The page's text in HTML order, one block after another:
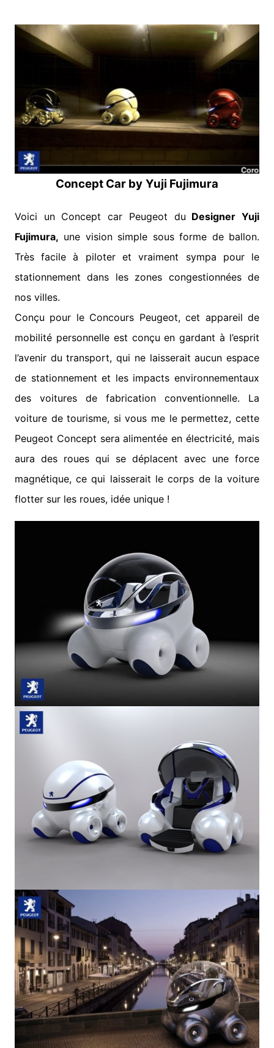
Concept Car by Yuji Fujimura
Voici un Concept car Peugeot du Designer Yuji
Fujimura, une vision simple sous forme de ballon.
Très facile à piloter et vraiment sympa pour le
stationnement dans les zones congestionnées de
nos villes.
Conçu pour le Concours Peugeot, cet appareil de
mobilité personnelle est conçu en gardant à l’esprit
l’avenir du transport, qui ne laisserait aucun espace
de stationnement et les impacts environnementaux
des voitures de fabrication conventionnelle. La
voiture de tourisme, si vous me le permettez, cette
Peugeot Concept sera alimentée en électricité, mais
aura des roues qui se déplacent avec une force
magnétique, ce qui laisserait le corps de la voiture
flotter sur les roues, idée unique !